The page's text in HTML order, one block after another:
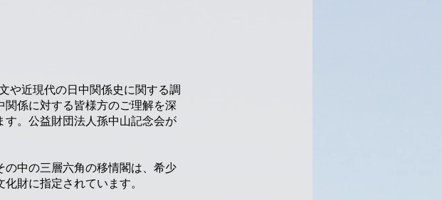
や近現代の日中関係史に関する調
係に対する皆様方のご理解を深
。公益財団法人孫中山記念会が
中の三層六角の移情閣は、希少
財に指定されています。